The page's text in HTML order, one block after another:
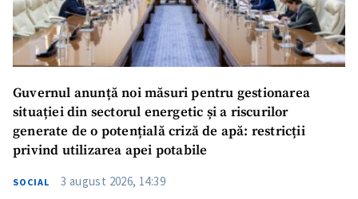
Guvernul anunță noi măsuri pentru gestionarea
situației din sectorul energetic și a riscurilor
generate de o potențială criză de apă: restricții
privind utilizarea apei potabile
SOCIAL 3 august 2026, 14:39